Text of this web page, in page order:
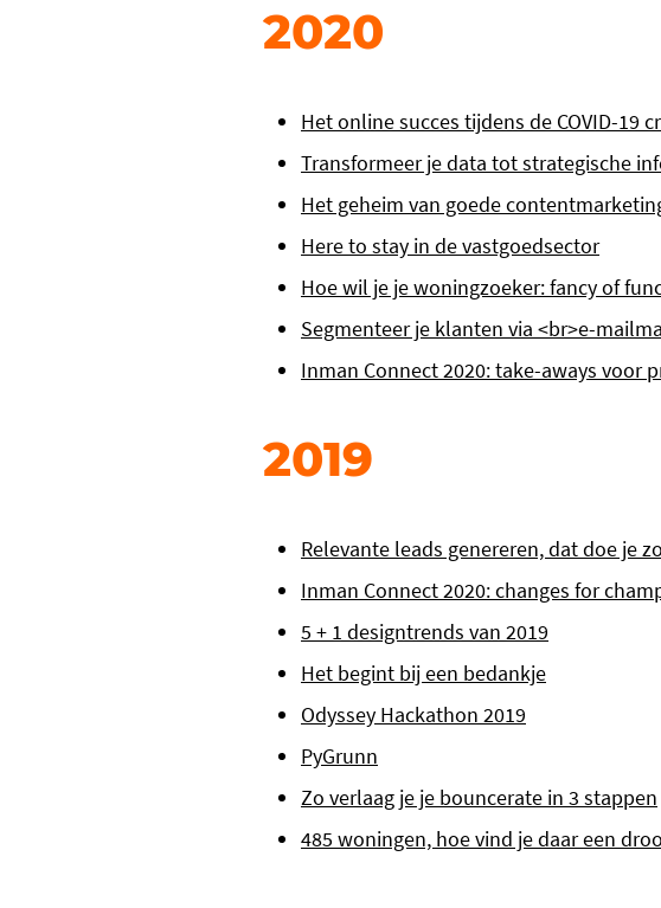
2020
Het online succes tijdens de COVID-19
Transformeer je data tot strategische
Het geheim van goede
Here to stay in de vastgoedsector
Hoe wil je je woningzoeker: fancy of
Segmenteer je klanten via <br>e-
Inman Connect 2020: take-aways
2019
Relevante leads genereren, dat doe je
Inman Connect 2020: changes for
5 + 1 designtrends van 2019
Het begint bij een bedankje
Odyssey Hackathon 2019
PyGrunn
Zo verlaag je je bouncerate in 3 stappen
485 woningen, hoe vind je daar een